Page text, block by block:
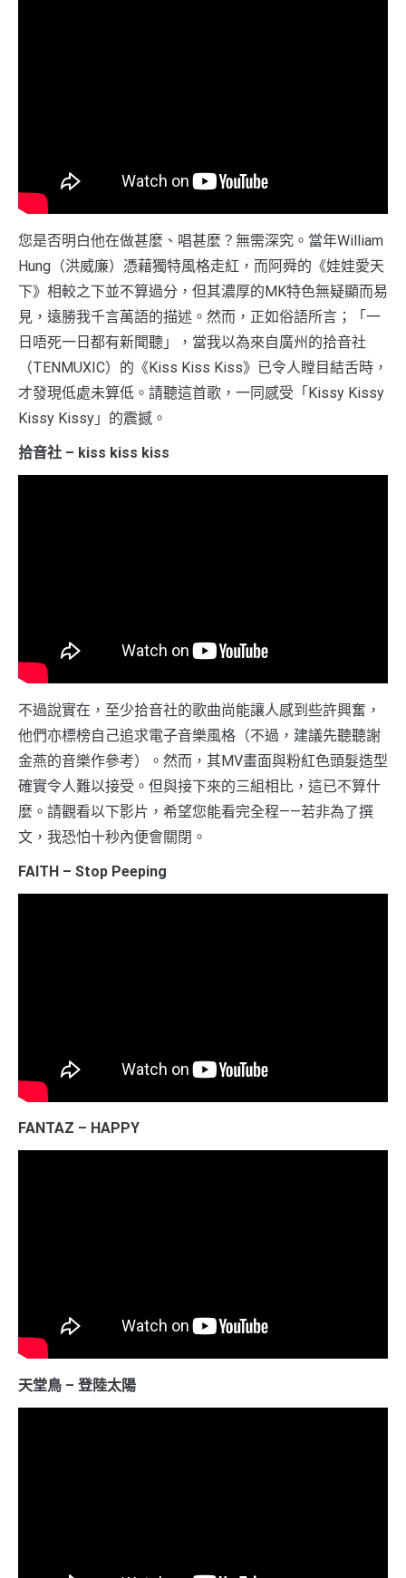
您是否明白他在做甚麼、唱甚麼？無需深究。當年William
Hung（洪威廉）憑藉獨特風格走紅，而阿舜的《娃娃愛天
下》相較之下並不算過分，但其濃厚的MK特色無疑顯而易
見，遠勝我千言萬語的描述。然而，正如俗語所言；「一
日唔死一日都有新聞聽」，當我以為來自廣州的拾音社
（TENMUXIC）的《Kiss Kiss Kiss》已令人瞠目結舌時，
才發現低處未算低。請聽這首歌，一同感受「Kissy Kissy
Kissy Kissy」的震撼。
拾音社 – kiss kiss kiss
不過說實在，至少拾音社的歌曲尚能讓人感到些許興奮，
他們亦標榜自己追求電子音樂風格（不過，建議先聽聽謝
金燕的音樂作參考）。然而，其MV畫面與粉紅色頭髮造型
確實令人難以接受。但與接下來的三組相比，這已不算什
麼。請觀看以下影片，希望您能看完全程——若非為了撰
文，我恐怕十秒內便會關閉。
FAITH – Stop Peeping
FANTAZ – HAPPY
天堂鳥 – 登陸太陽